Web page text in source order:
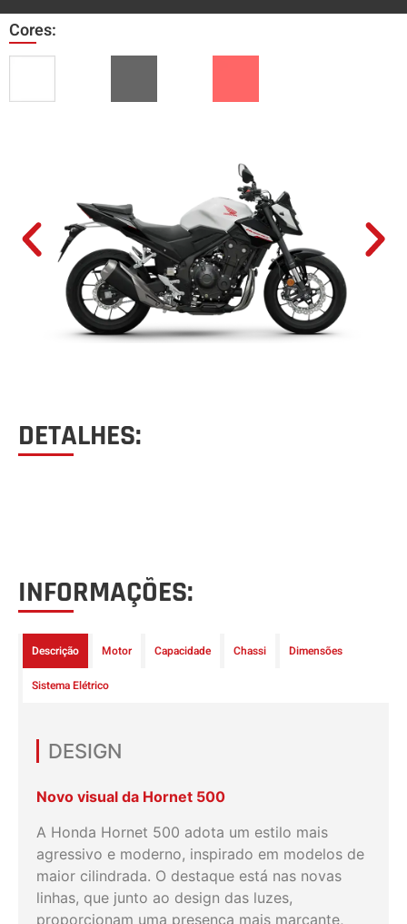
Cores:
DETALHES:
INFORMAÇÕES:
Descrição Motor Capacidade Chassi Dimensões
Sistema Elétrico
DESIGN
Novo visual da Hornet 500
A Honda Hornet 500 adota um estilo mais
agressivo e moderno, inspirado em modelos de
maior cilindrada. O destaque está nas novas
linhas, que junto ao design das luzes,
proporcionam uma presença mais marcante,